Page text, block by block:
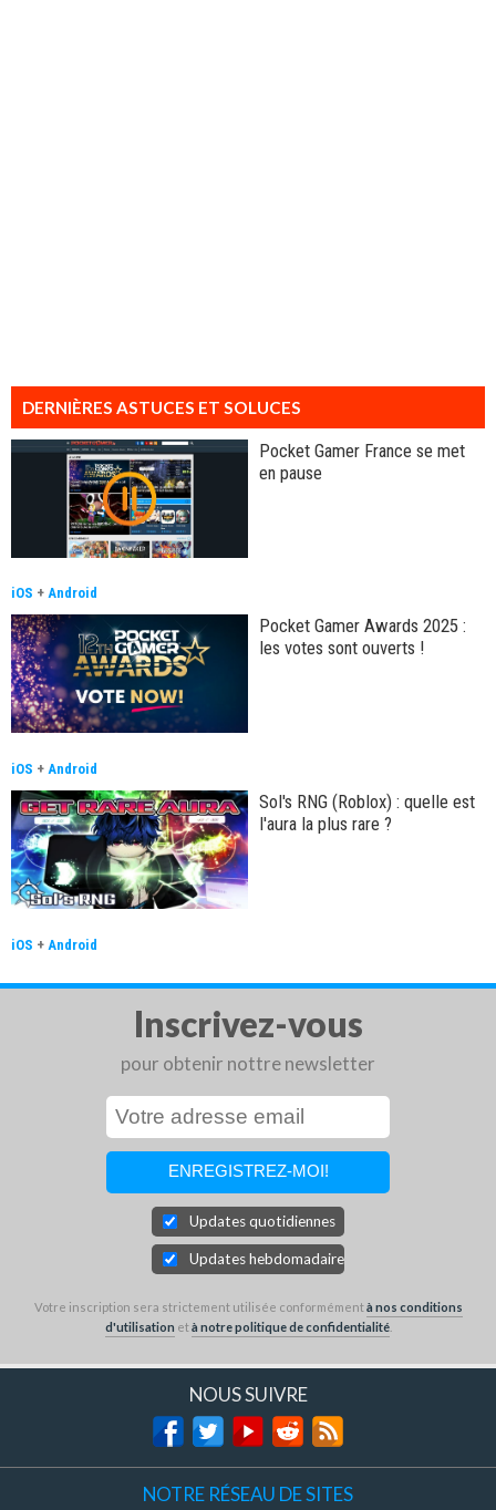
DERNIÈRES ASTUCES ET SOLUCES
Pocket Gamer France se met
en pause
iOS + Android
Pocket Gamer Awards 2025 :
les votes sont ouverts !
iOS + Android
Sol's RNG (Roblox) : quelle est
l'aura la plus rare ?
iOS + Android
Inscrivez-vous
pour obtenir nottre newsletter
Updates quotidiennes
Updates hebdomadaires
Votre inscription sera strictement utilisée conformémentà nos conditions
d'utilisation età notre politique de confidentialité.
NOUS SUIVRE
NOTRE RÉSEAU DE SITES